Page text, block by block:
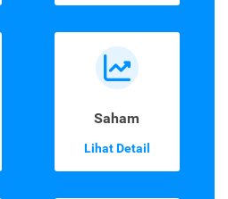
Saham
Lihat Detail